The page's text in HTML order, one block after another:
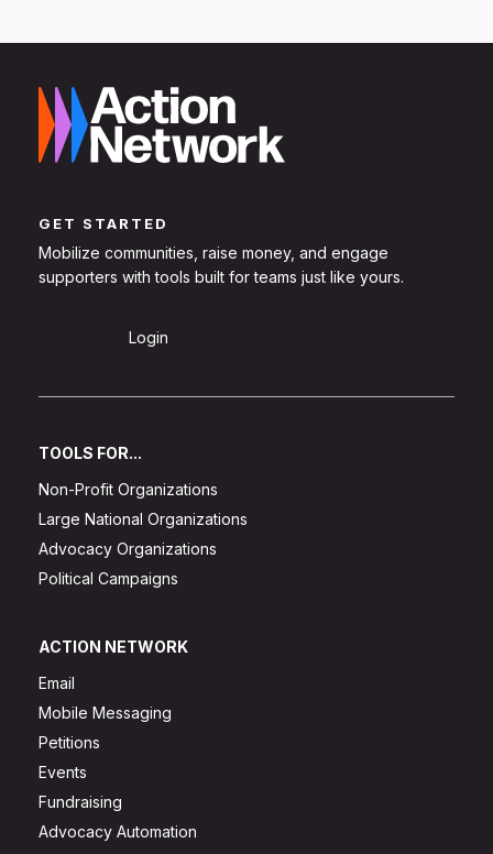
GET STARTED
Mobilize communities, raise money, and engage
supporters with tools built for teams just like yours.
Login
TOOLS FOR...
Non-Profit Organizations
Large National Organizations
Advocacy Organizations
Political Campaigns
ACTION NETWORK
Email
Mobile Messaging
Petitions
Events
Fundraising
Advocacy Automation